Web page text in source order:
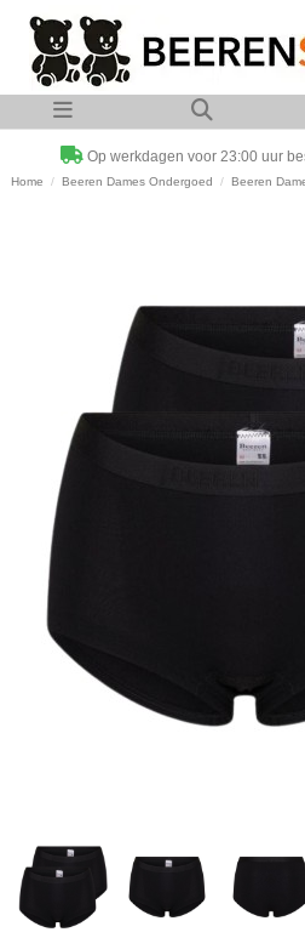
Op werkdagen voor 23:00 uur
Home Beeren Dames Ondergoed Beeren